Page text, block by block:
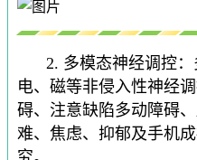
2. 多模态神经调控
电、磁等非侵入性神经
碍、注意缺陷多动障碍
难、焦虑、抑郁及手机